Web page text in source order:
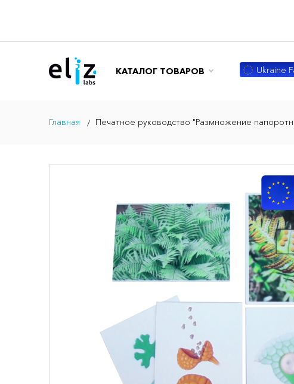
КАТАЛОГ ТОВАРОВ Ukraine
Главная Печатное руководство "Размножение